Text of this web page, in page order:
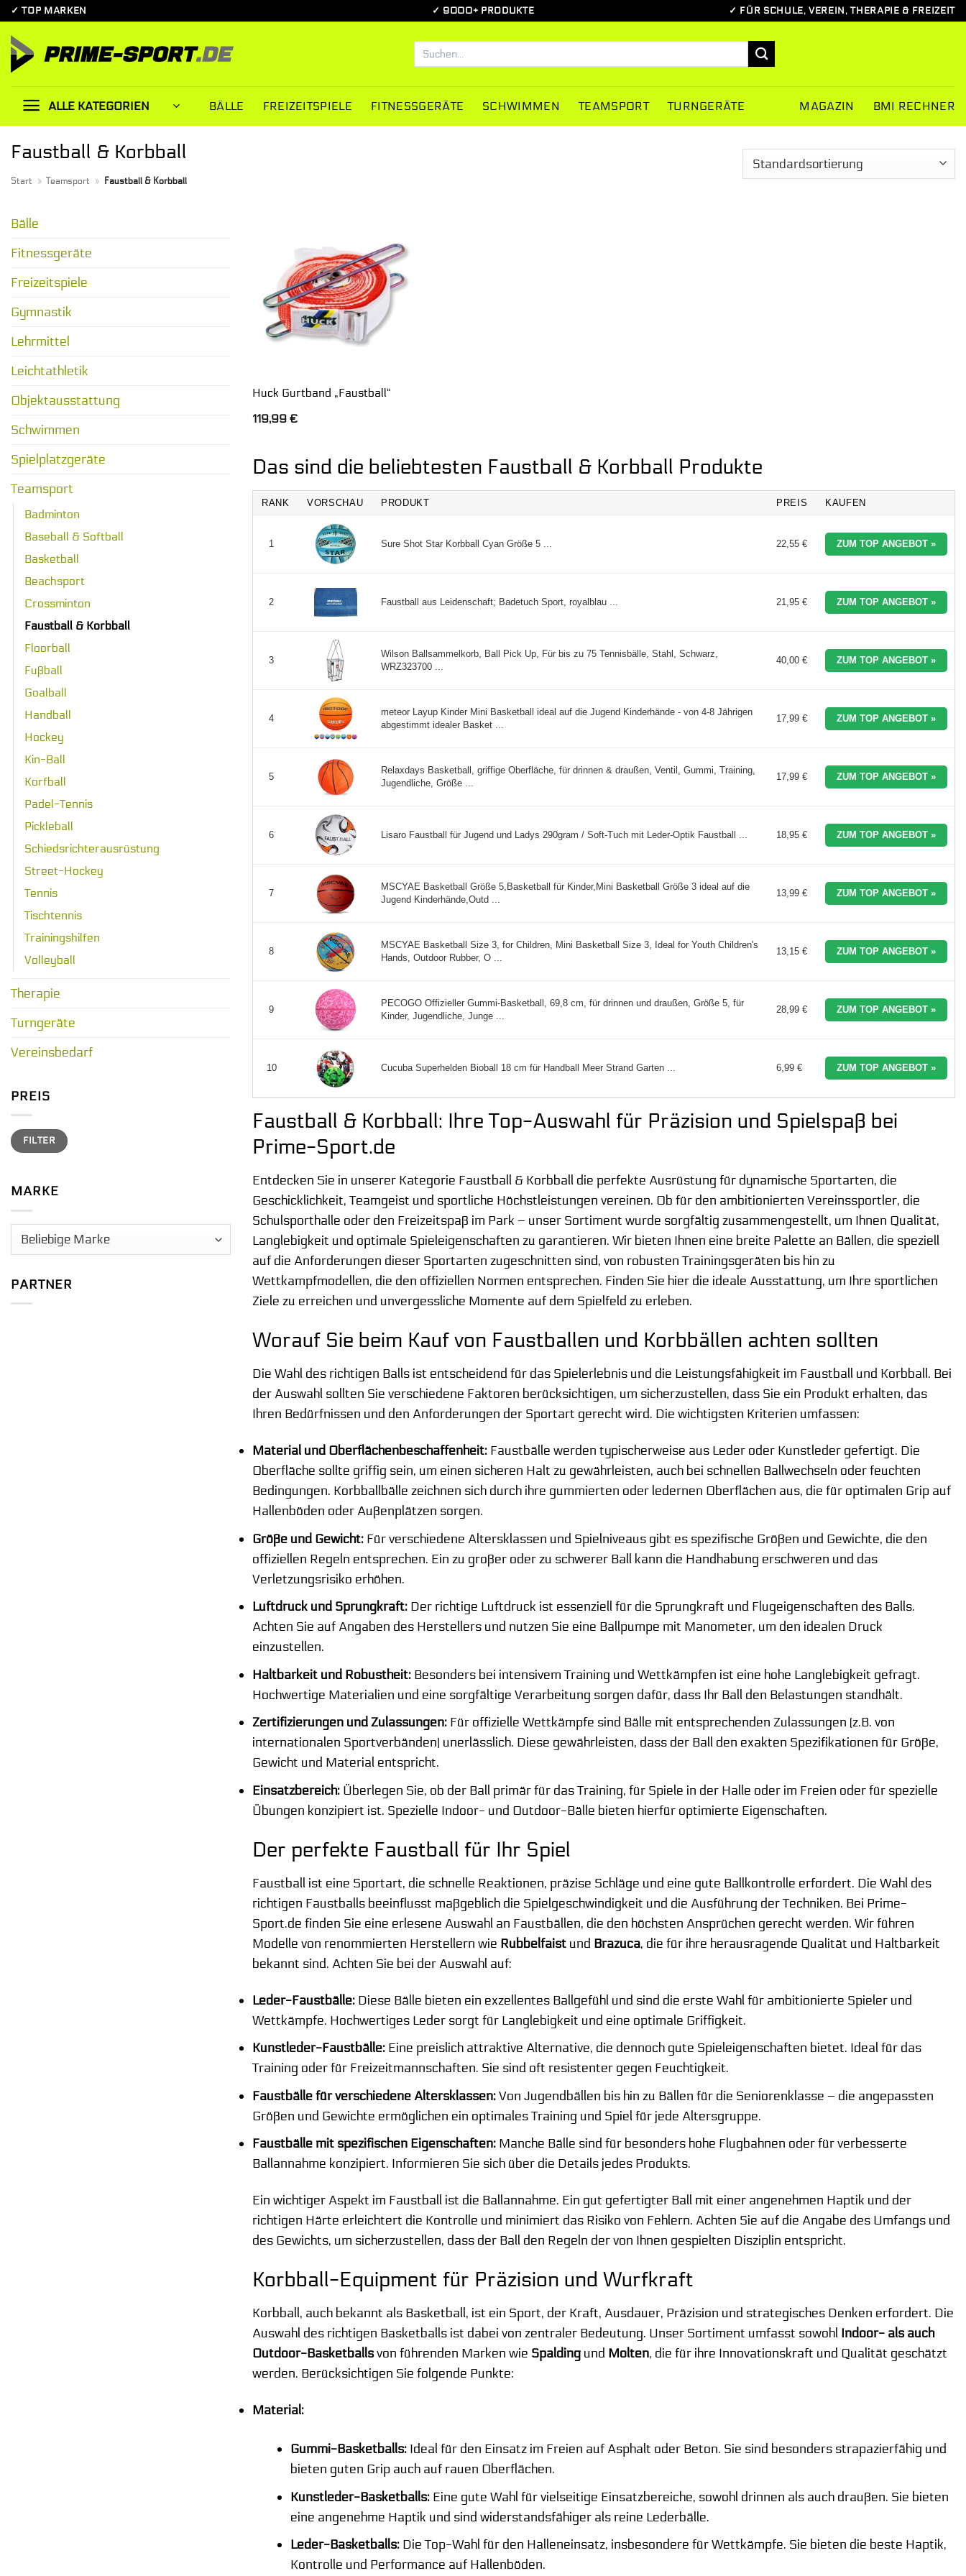
Zum
springen
✓ TOP MARKEN ✓ 9000+ PRODUKTE ✓ FÜR SCHULE, VEREIN, THERAPIE & FREIZEIT
Suchen
ALLE KATEGORIEN BÄLLE FREIZEITSPIELE FITNESSGERÄTE SCHWIMMEN TEAMSPORT TURNGERÄTE MAGAZIN BMI RECHNER
Faustball & Korbball
Start » Teamsport » Faustball & Korbball
Bälle
Fitnessgeräte
Freizeitspiele
Gymnastik
Lehrmittel
Leichtathletik
Objektausstattung
Schwimmen
Spielplatzgeräte
Teamsport
Badminton
Baseball & Softball
Basketball
Beachsport
Crossminton
Faustball & Korbball
Floorball
Fußball
Goalball
Handball
Hockey
Kin-Ball
Korfball
Padel-Tennis
Pickleball
Schiedsrichterausrüstung
Street-Hockey
Tennis
Tischtennis
Trainingshilfen
Volleyball
Therapie
Turngeräte
Vereinsbedarf
PREIS
Min.
Preis
Max.
PreisFILTER
MARKE
PARTNER
Huck Gurtband „Faustball“
119,99 €
Das sind die beliebtesten Faustball & Korbball Produkte
RANK VORSCHAU PRODUKT PREIS KAUFEN
1 Sure Shot Star Korbball Cyan Größe 5 ... 22,55 € ZUM TOP ANGEBOT »
2 Faustball aus Leidenschaft; Badetuch Sport, royalblau ... 21,95 € ZUM TOP ANGEBOT »
3
Wilson Ballsammelkorb, Ball Pick Up, Für bis zu 75 Tennisbälle, Stahl, Schwarz,
WRZ323700 ...
40,00 € ZUM TOP ANGEBOT »
4
meteor Layup Kinder Mini Basketball ideal auf die Jugend Kinderhände - von 4-8 Jährigen
abgestimmt idealer Basket ...
17,99 € ZUM TOP ANGEBOT »
5
Relaxdays Basketball, griffige Oberfläche, für drinnen & draußen, Ventil, Gummi, Training,
Jugendliche, Größe ...
17,99 € ZUM TOP ANGEBOT »
6 Lisaro Faustball für Jugend und Ladys 290gram / Soft-Tuch mit Leder-Optik Faustball ... 18,95 € ZUM TOP ANGEBOT »
7
MSCYAE Basketball Größe 5,Basketball für Kinder,Mini Basketball Größe 3 ideal auf die
Jugend Kinderhände,Outd ...
13,99 € ZUM TOP ANGEBOT »
8
MSCYAE Basketball Size 3, for Children, Mini Basketball Size 3, Ideal for Youth Children's
Hands, Outdoor Rubber, O ...
13,15 € ZUM TOP ANGEBOT »
9
PECOGO Offizieller Gummi-Basketball, 69,8 cm, für drinnen und draußen, Größe 5, für
Kinder, Jugendliche, Junge ...
28,99 € ZUM TOP ANGEBOT »
10 Cucuba Superhelden Bioball 18 cm für Handball Meer Strand Garten ... 6,99 € ZUM TOP ANGEBOT »
Faustball & Korbball: Ihre Top-Auswahl für Präzision und Spielspaß bei
Prime-Sport.de
Entdecken Sie in unserer Kategorie Faustball & Korbball die perfekte Ausrüstung für dynamische Sportarten, die
Geschicklichkeit, Teamgeist und sportliche Höchstleistungen vereinen. Ob für den ambitionierten Vereinssportler, die
Schulsporthalle oder den Freizeitspaß im Park – unser Sortiment wurde sorgfältig zusammengestellt, um Ihnen Qualität,
Langlebigkeit und optimale Spieleigenschaften zu garantieren. Wir bieten Ihnen eine breite Palette an Bällen, die speziell
auf die Anforderungen dieser Sportarten zugeschnitten sind, von robusten Trainingsgeräten bis hin zu
Wettkampfmodellen, die den offiziellen Normen entsprechen. Finden Sie hier die ideale Ausstattung, um Ihre sportlichen
Ziele zu erreichen und unvergessliche Momente auf dem Spielfeld zu erleben.
Worauf Sie beim Kauf von Faustballen und Korbbällen achten sollten
Die Wahl des richtigen Balls ist entscheidend für das Spielerlebnis und die Leistungsfähigkeit im Faustball und Korbball. Bei
der Auswahl sollten Sie verschiedene Faktoren berücksichtigen, um sicherzustellen, dass Sie ein Produkt erhalten, das
Ihren Bedürfnissen und den Anforderungen der Sportart gerecht wird. Die wichtigsten Kriterien umfassen:
Material und Oberflächenbeschaffenheit: Faustbälle werden typischerweise aus Leder oder Kunstleder gefertigt. Die
Oberfläche sollte griffig sein, um einen sicheren Halt zu gewährleisten, auch bei schnellen Ballwechseln oder feuchten
Bedingungen. Korbballbälle zeichnen sich durch ihre gummierten oder ledernen Oberflächen aus, die für optimalen Grip auf
Hallenböden oder Außenplätzen sorgen.
Größe und Gewicht: Für verschiedene Altersklassen und Spielniveaus gibt es spezifische Größen und Gewichte, die den
offiziellen Regeln entsprechen. Ein zu großer oder zu schwerer Ball kann die Handhabung erschweren und das
Verletzungsrisiko erhöhen.
Luftdruck und Sprungkraft: Der richtige Luftdruck ist essenziell für die Sprungkraft und Flugeigenschaften des Balls.
Achten Sie auf Angaben des Herstellers und nutzen Sie eine Ballpumpe mit Manometer, um den idealen Druck
einzustellen.
Haltbarkeit und Robustheit: Besonders bei intensivem Training und Wettkämpfen ist eine hohe Langlebigkeit gefragt.
Hochwertige Materialien und eine sorgfältige Verarbeitung sorgen dafür, dass Ihr Ball den Belastungen standhält.
Zertifizierungen und Zulassungen: Für offizielle Wettkämpfe sind Bälle mit entsprechenden Zulassungen (z.B. von
internationalen Sportverbänden) unerlässlich. Diese gewährleisten, dass der Ball den exakten Spezifikationen für Größe,
Gewicht und Material entspricht.
Einsatzbereich: Überlegen Sie, ob der Ball primär für das Training, für Spiele in der Halle oder im Freien oder für spezielle
Übungen konzipiert ist. Spezielle Indoor- und Outdoor-Bälle bieten hierfür optimierte Eigenschaften.
Der perfekte Faustball für Ihr Spiel
Faustball ist eine Sportart, die schnelle Reaktionen, präzise Schläge und eine gute Ballkontrolle erfordert. Die Wahl des
richtigen Faustballs beeinflusst maßgeblich die Spielgeschwindigkeit und die Ausführung der Techniken. Bei Prime-
Sport.de finden Sie eine erlesene Auswahl an Faustbällen, die den höchsten Ansprüchen gerecht werden. Wir führen
Modelle von renommierten Herstellern wie Rubbelfaist und Brazuca, die für ihre herausragende Qualität und Haltbarkeit
bekannt sind. Achten Sie bei der Auswahl auf:
Leder-Faustbälle: Diese Bälle bieten ein exzellentes Ballgefühl und sind die erste Wahl für ambitionierte Spieler und
Wettkämpfe. Hochwertiges Leder sorgt für Langlebigkeit und eine optimale Griffigkeit.
Kunstleder-Faustbälle: Eine preislich attraktive Alternative, die dennoch gute Spieleigenschaften bietet. Ideal für das
Training oder für Freizeitmannschaften. Sie sind oft resistenter gegen Feuchtigkeit.
Faustbälle für verschiedene Altersklassen:Von Jugendbällen bis hin zu Bällen für die Seniorenklasse – die angepassten
Größen und Gewichte ermöglichen ein optimales Training und Spiel für jede Altersgruppe.
Faustbälle mit spezifischen Eigenschaften: Manche Bälle sind für besonders hohe Flugbahnen oder für verbesserte
Ballannahme konzipiert. Informieren Sie sich über die Details jedes Produkts.
Ein wichtiger Aspekt im Faustball ist die Ballannahme. Ein gut gefertigter Ball mit einer angenehmen Haptik und der
richtigen Härte erleichtert die Kontrolle und minimiert das Risiko von Fehlern. Achten Sie auf die Angabe des Umfangs und
des Gewichts, um sicherzustellen, dass der Ball den Regeln der von Ihnen gespielten Disziplin entspricht.
Korbball-Equipment für Präzision und Wurfkraft
Korbball, auch bekannt als Basketball, ist ein Sport, der Kraft, Ausdauer, Präzision und strategisches Denken erfordert. Die
Auswahl des richtigen Basketballs ist dabei von zentraler Bedeutung. Unser Sortiment umfasst sowohl Indoor- als auch
Outdoor-Basketballsvon führenden Marken wie Spalding und Molten, die für ihre Innovationskraft und Qualität geschätzt
werden. Berücksichtigen Sie folgende Punkte:
Material:
Gummi-Basketballs:Ideal für den Einsatz im Freien auf Asphalt oder Beton. Sie sind besonders strapazierfähig und
bieten guten Grip auch auf rauen Oberflächen.
Kunstleder-Basketballs:Eine gute Wahl für vielseitige Einsatzbereiche, sowohl drinnen als auch draußen. Sie bieten
eine angenehme Haptik und sind widerstandsfähiger als reine Lederbälle.
Leder-Basketballs:Die Top-Wahl für den Halleneinsatz, insbesondere für Wettkämpfe. Sie bieten die beste Haptik,
Kontrolle und Performance auf Hallenböden.